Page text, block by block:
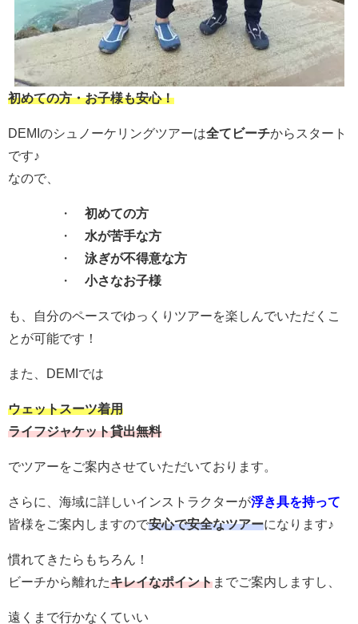
初めての方・お子様も安心！
DEMIのシュノーケリングツアーは全てビーチからスタート
です♪
なので、
・ 初めての方
・ 水が苦手な方
・ 泳ぎが不得意な方
・ 小さなお子様
も、自分のペースでゆっくりツアーを楽しんでいただくこ
とが可能です！
また、DEMIでは
ウェットスーツ着用
ライフジャケット貸出無料
でツアーをご案内させていただいております。
さらに、海域に詳しいインストラクターが浮き具を持って
皆様をご案内しますので安心で安全なツアーになります♪
慣れてきたらもちろん！
ビーチから離れたキレイなポイントまでご案内しますし、
遠くまで行かなくていい